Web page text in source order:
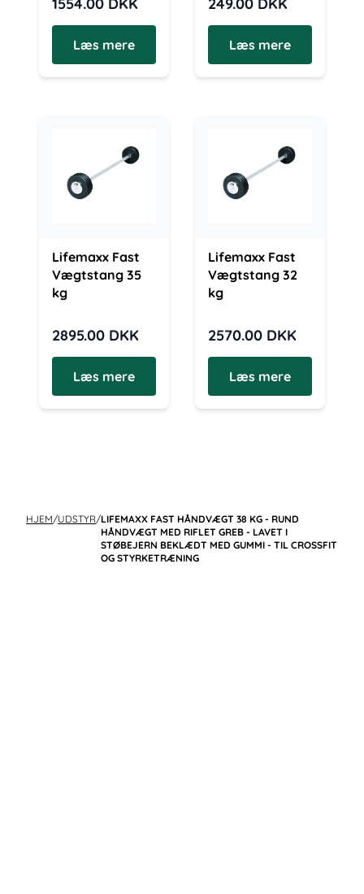
Læs mere Læs mere
Lifemaxx Fast
Vægtstang 35
kg
2895.00 DKK
Læs mere
Lifemaxx Fast
Vægtstang 32
kg
2570.00 DKK
Læs mere
HJEM/UDSTYR/LIFEMAXX FAST HÅNDVÆGT 38 KG - RUND
HÅNDVÆGT MED RIFLET GREB - LAVET I
STØBEJERN BEKLÆDT MED GUMMI - TIL CROSSFIT
OG STYRKETRÆNING